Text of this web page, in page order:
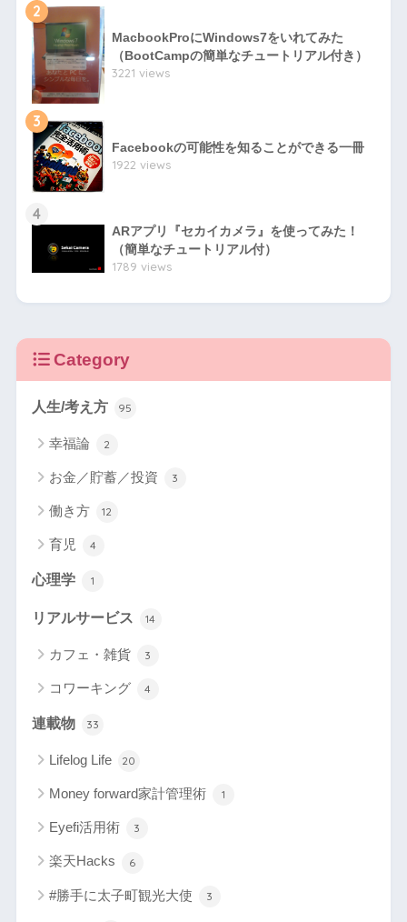
2
MacbookProにWindows7をいれてみた
（BootCampの簡単なチュートリアル付き）
3221 views
3
Facebookの可能性を知ることができる一冊
1922 views
4
ARアプリ『セカイカメラ』を使ってみた！
（簡単なチュートリアル付）
1789 views
Category
人生/考え方 95
幸福論 2
お金／貯蓄／投資 3
働き方 12
育児 4
心理学 1
リアルサービス 14
カフェ・雑貨 3
コワーキング 4
連載物 33
Lifelog Life 20
Money forward家計管理術 1
Eyefi活用術 3
楽天Hacks 6
#勝手に太子町観光大使 3